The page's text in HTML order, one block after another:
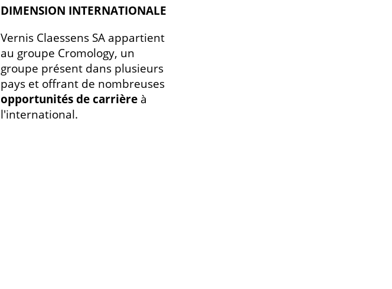
DIMENSION INTERNATIONALE
Vernis Claessens SA appartient
au groupe Cromology, un
groupe présent dans plusieurs
pays et offrant de nombreuses
opportunités de carrière à
l'international.